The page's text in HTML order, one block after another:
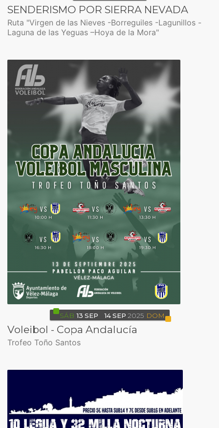
SENDERISMO POR SIERRA NEVADA
Ruta "Virgen de las Nieves -Borreguiles -Lagunillos -
Laguna de las Yeguas –Hoya de la Mora"
SÁB 13 SEP 14 SEP 2025 DOM
Voleibol - Copa Andalucía
Trofeo Toño Santos